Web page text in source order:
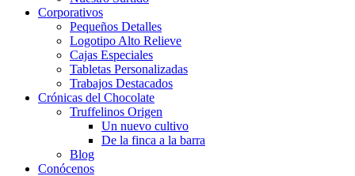
Corporativos
Pequeños Detalles
Logotipo Alto Relieve
Cajas Especiales
Tabletas Personalizadas
Trabajos Destacados
Crónicas del Chocolate
Truffelinos Origen
Un nuevo cultivo
De la finca a la barra
Blog
Conócenos